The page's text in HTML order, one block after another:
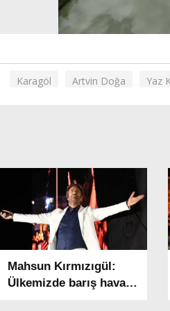
Karagöl Artvin Doğa Yaz
Mahsun Kırmızıgül:
Ülkemizde barış havası